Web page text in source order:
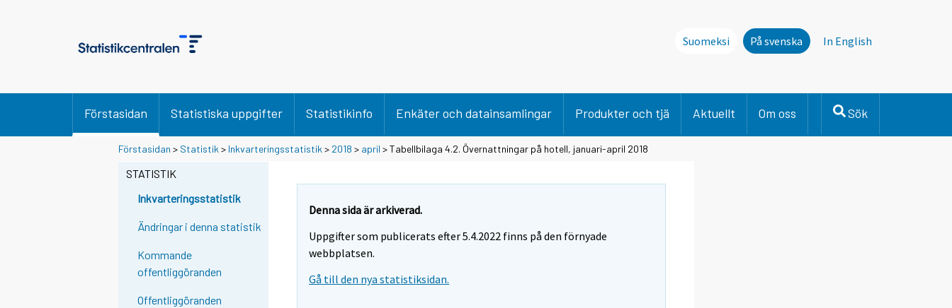
Suomeksi På svenska In English
Förstasidan Statistiska uppgifter Statistikinfo Enkäter och datainsamlingar Produkter och tjä Aktuellt Om oss Sök
Förstasidan > Statistik > Inkvarteringsstatistik > 2018 > april > Tabellbilaga 4.2. Övernattningar på hotell, januari-april 2018
STATISTIK
Inkvarteringsstatistik
Ändringar i denna statistik
Kommande
offentliggöranden
Offentliggöranden
Denna sida är arkiverad.
Uppgifter som publicerats efter 5.4.2022 finns på den förnyade
webbplatsen.
Gå till den nya statistiksidan.